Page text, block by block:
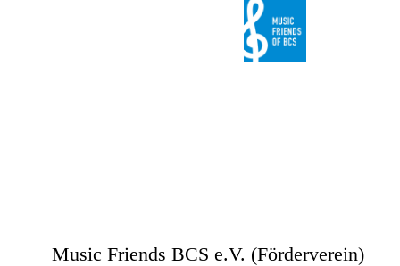
Music Friends BCS e.V. (Förderverein)